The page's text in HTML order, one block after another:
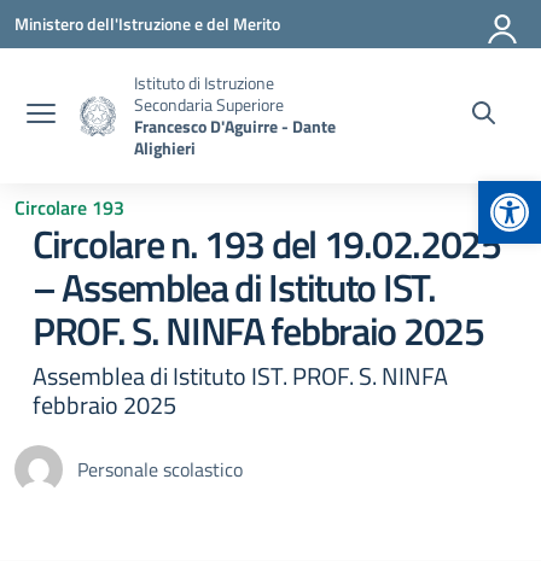
Vai ai contenuti
Vai al menu di navigazione
Vai al footer
Ministero dell'Istruzione e del Merito
Istituto di Istruzione
Secondaria Superiore
Francesco D'Aguirre - Dante
Alighieri
Circolare 193
Circolare n. 193 del 19.02.2025
– Assemblea di Istituto IST.
PROF. S. NINFA febbraio 2025
Assemblea di Istituto IST. PROF. S. NINFA
febbraio 2025
Personale scolastico